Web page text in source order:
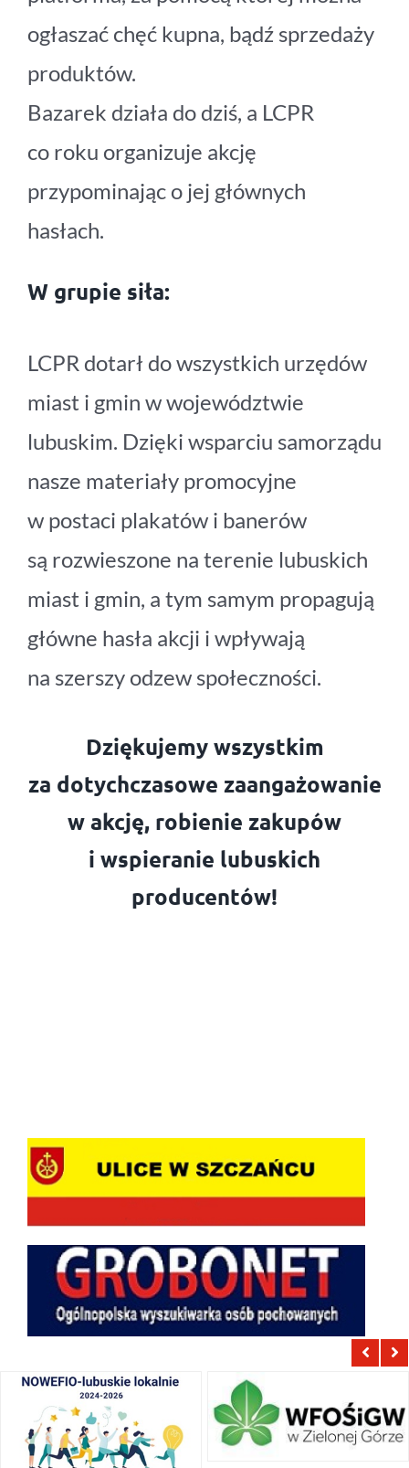
ogłaszać chęć kupna, bądź sprzedaży
produktów.
Bazarek działa do dziś, a LCPR
co roku organizuje akcję
przypominając o jej głównych
hasłach.
W grupie siła:
LCPR dotarł do wszystkich urzędów
miast i gmin w województwie
lubuskim. Dzięki wsparciu samorządu
nasze materiały promocyjne
w postaci plakatów i banerów
są rozwieszone na terenie lubuskich
miast i gmin, a tym samym propagują
główne hasła akcji i wpływają
na szerszy odzew społeczności.
Dziękujemy wszystkim
za dotychczasowe zaangażowanie
w akcję, robienie zakupów
i wspieranie lubuskich
producentów!